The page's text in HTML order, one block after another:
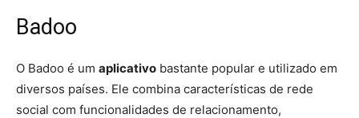
Badoo
O Badoo é um aplicativo bastante popular e utilizado em
diversos países. Ele combina características de rede
social com funcionalidades de relacionamento,